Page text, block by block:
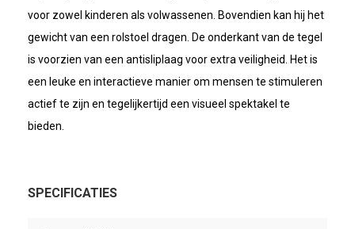
voor zowel kinderen als volwassenen. Bovendien kan hij het
gewicht van een rolstoel dragen. De onderkant van de tegel
is voorzien van een antisliplaag voor extra veiligheid. Het is
een leuke en interactieve manier om mensen te stimuleren
actief te zijn en tegelijkertijd een visueel spektakel te
bieden.
SPECIFICATIES